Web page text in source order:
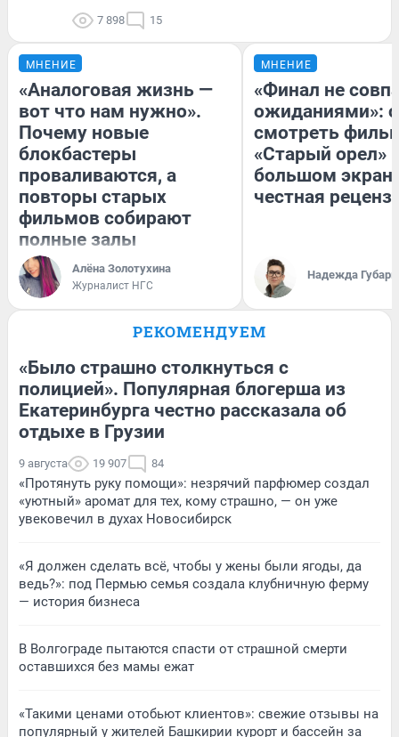
7 898 15
МНЕНИЕ
«Аналоговая жизнь —
вот что нам нужно».
Почему новые
блокбастеры
проваливаются, а
повторы старых
фильмов собирают
полные залы
Алёна Золотухина
Журналист НГС
МНЕНИЕ
«Финал не
ожиданиями»:
смотреть
«Старый орел»
большом
честная
Надежда Губарь
РЕКОМЕНДУЕМ
«Было страшно столкнуться с
полицией». Популярная блогерша из
Екатеринбурга честно рассказала об
отдыхе в Грузии
9 августа 19 907 84
«Протянуть руку помощи»: незрячий парфюмер создал
«уютный» аромат для тех, кому страшно, — он уже
увековечил в духах Новосибирск
«Я должен сделать всё, чтобы у жены были ягоды, да
ведь?»: под Пермью семья создала клубничную ферму
— история бизнеса
В Волгограде пытаются спасти от страшной смерти
оставшихся без мамы ежат
«Такими ценами отобьют клиентов»: свежие отзывы на
популярный у жителей Башкирии курорт и бассейн за